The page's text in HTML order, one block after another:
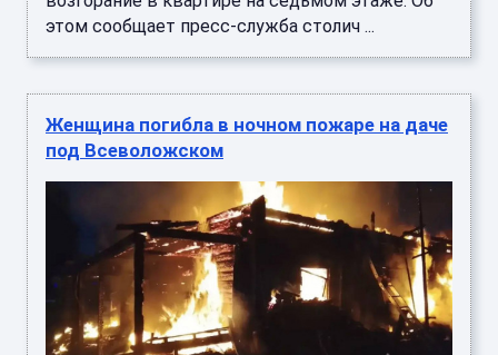
этом сообщает пресс-служба столич ...
Женщина погибла в ночном пожаре на даче
под Всеволожском